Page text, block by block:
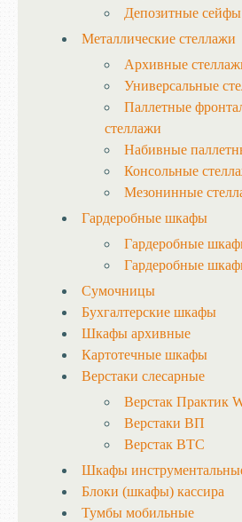
Депозитные сейфы
Металлические стеллажи
Архивные
Универсальные
Паллетные
стеллажи
Набивные
Консольные
Мезонинные
Гардеробные шкафы
Гардеробные
Гардеробные
Сумочницы
Бухгалтерские шкафы
Шкафы архивные
Картотечные шкафы
Верстаки слесарные
Верстак Практик
Верстаки ВП
Верстак ВТС
Шкафы
Блоки (шкафы) кассира
Тумбы мобильные